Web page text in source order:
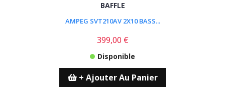
BAFFLE
AMPEG SVT210AV 2X10 BASS...
399,00 €
Disponible
+ Ajouter Au Panier